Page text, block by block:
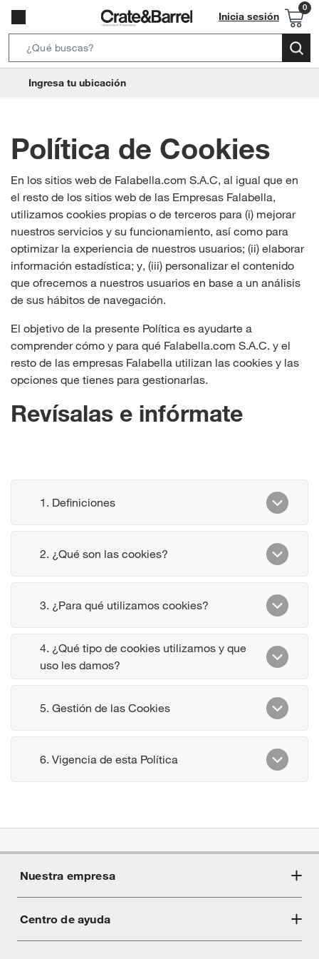
Inicia sesión
Bar
location-
Ingresa tu ubicación
Política de Cookies
En los sitios web de Falabella.com S.A.C, al igual que en
el resto de los sitios web de las Empresas Falabella,
utilizamos cookies propias o de terceros para (i) mejorar
nuestros servicios y su funcionamiento, así como para
optimizar la experiencia de nuestros usuarios; (ii) elaborar
información estadística; y, (iii) personalizar el contenido
que ofrecemos a nuestros usuarios en base a un análisis
de sus hábitos de navegación.
El objetivo de la presente Política es ayudarte a
comprender cómo y para qué Falabella.com S.A.C. y el
resto de las empresas Falabella utilizan las cookies y las
opciones que tienes para gestionarlas.
Revísalas e infórmate
Nuestra empresa
Acerca de Crate
Centro de ayuda